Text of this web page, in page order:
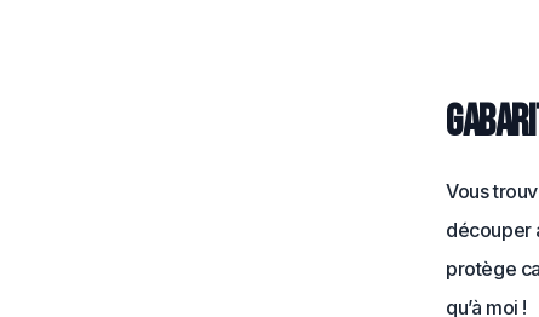
Vous
découper
protège
qu’à moi !